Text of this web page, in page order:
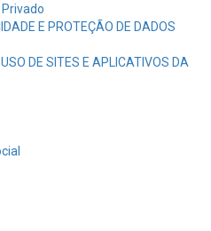
E PROTEÇÃO DE DADOS
DE SITES E APLICATIVOS DA